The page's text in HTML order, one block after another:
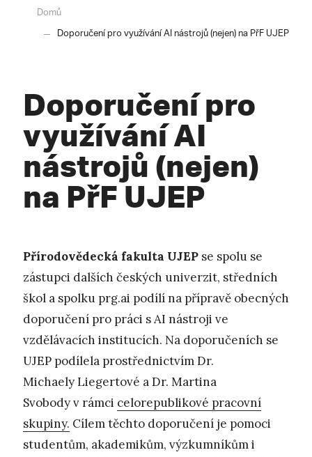
Domů
Doporučení pro využívání AI nástrojů (nejen) na PřF UJEP
Doporučení pro
využívání AI
nástrojů (nejen)
na PřF UJEP
Přírodovědecká fakulta UJEP se spolu se
zástupci dalších českých univerzit, středních
škol a spolku prg.ai podílí na přípravě obecných
doporučení pro práci s AI nástroji ve
vzdělávacích institucích. Na doporučeních se
UJEP podílela prostřednictvím Dr.
Michaely Liegertové a Dr. Martina
Svobody v rámci celorepublikové pracovní
skupiny. Cílem těchto doporučení je pomoci
studentům, akademikům, výzkumníkům i